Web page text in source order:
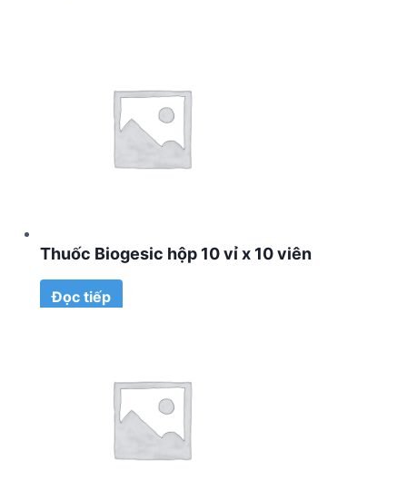
Thuốc Biogesic hộp 10 vỉ x 10 viên
Đọc tiếp